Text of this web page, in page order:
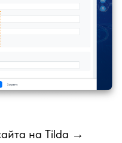
на Tilda →